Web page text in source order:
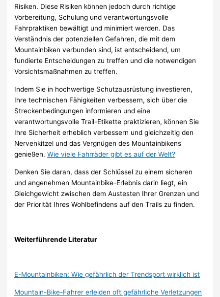
Risiken. Diese Risiken können jedoch durch richtige
Vorbereitung, Schulung und verantwortungsvolle
Fahrpraktiken bewältigt und minimiert werden. Das
Verständnis der potenziellen Gefahren, die mit dem
Mountainbiken verbunden sind, ist entscheidend, um
fundierte Entscheidungen zu treffen und die notwendigen
Vorsichtsmaßnahmen zu treffen.
Indem Sie in hochwertige Schutzausrüstung investieren,
Ihre technischen Fähigkeiten verbessern, sich über die
Streckenbedingungen informieren und eine
verantwortungsvolle Trail-Etikette praktizieren, können Sie
Ihre Sicherheit erheblich verbessern und gleichzeitig den
Nervenkitzel und das Vergnügen des Mountainbikens
genießen.Wie viele Fahrräder gibt es auf der Welt?
Denken Sie daran, dass der Schlüssel zu einem sicheren
und angenehmen Mountainbike-Erlebnis darin liegt, ein
Gleichgewicht zwischen dem Austesten Ihrer Grenzen und
der Priorität Ihres Wohlbefindens auf den Trails zu finden.
Weiterführende Literatur
E-Mountainbiken: Wie gefährlich der Trendsport wirklich ist
Mountain-Bike-Fahrer erleiden oft gefährliche Verletzungen